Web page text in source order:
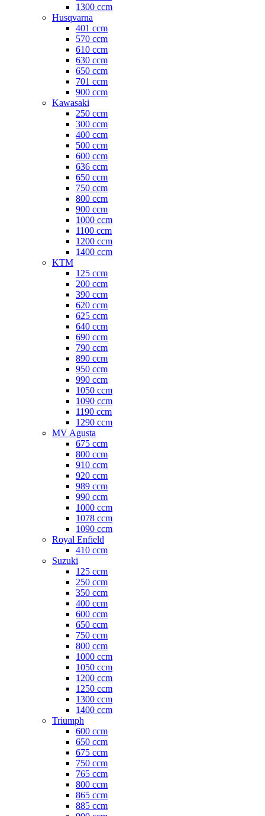
1300 ccm
Husqvarna
401 ccm
570 ccm
610 ccm
630 ccm
650 ccm
701 ccm
900 ccm
Kawasaki
250 ccm
300 ccm
400 ccm
500 ccm
600 ccm
636 ccm
650 ccm
750 ccm
800 ccm
900 ccm
1000 ccm
1100 ccm
1200 ccm
1400 ccm
KTM
125 ccm
200 ccm
390 ccm
620 ccm
625 ccm
640 ccm
690 ccm
790 ccm
890 ccm
950 ccm
990 ccm
1050 ccm
1090 ccm
1190 ccm
1290 ccm
MV Agusta
675 ccm
800 ccm
910 ccm
920 ccm
989 ccm
990 ccm
1000 ccm
1078 ccm
1090 ccm
Royal Enfield
410 ccm
Suzuki
125 ccm
250 ccm
350 ccm
400 ccm
600 ccm
650 ccm
750 ccm
800 ccm
1000 ccm
1050 ccm
1200 ccm
1250 ccm
1300 ccm
1400 ccm
Triumph
600 ccm
650 ccm
675 ccm
750 ccm
765 ccm
800 ccm
865 ccm
885 ccm